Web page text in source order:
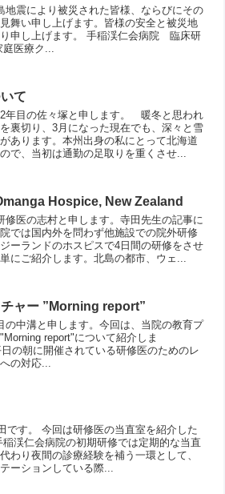
地震により被災された皆様、ならびにその
舞い申し上げます。皆様の安全と被災地
申し上げます。 手稲渓仁会病院 臨床研
庭医療ク...
て
年目の佐々塚と申します。 暖冬と思われ
裏切り、3月になった現在でも、深々と雪
あります。本州出身の私にとって北海道
で、当初は通勤の足取りを重くさせ...
Hospice, New Zealand
修医の志村と申します。寺田先生の記事に
では国内外を問わず他施設での院外研修
ーランドのホスピスで4日間の研修をさせ
にご紹介します。北島の都市、ウェ...
ャー ”Morning report”
の中溝と申します。今回は、当院の教育プ
report"について紹介しま
の朝に開催されている研修医のためのレ
の対応...
です。 今回は研修医の当直室を紹介した
渓仁会病院の初期研修では定期的な当直
わり夜間の診療経験を補う一環として、
ーションしている際...